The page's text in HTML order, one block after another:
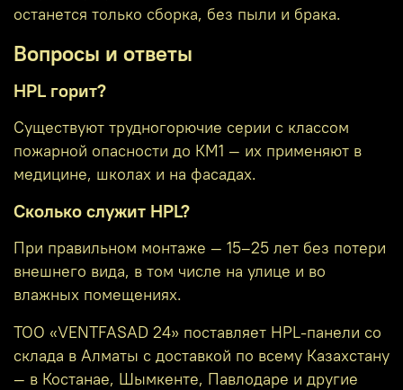
останется только сборка, без пыли и брака.
Вопросы и ответы
HPL горит?
Существуют трудногорючие серии с классом
пожарной опасности до КМ1 — их применяют в
медицине, школах и на фасадах.
Сколько служит HPL?
При правильном монтаже — 15–25 лет без потери
внешнего вида, в том числе на улице и во
влажных помещениях.
ТОО «VENTFASAD 24» поставляет HPL-панели со
склада в Алматы с доставкой по всему Казахстану
— в Костанае, Шымкенте, Павлодаре и другие